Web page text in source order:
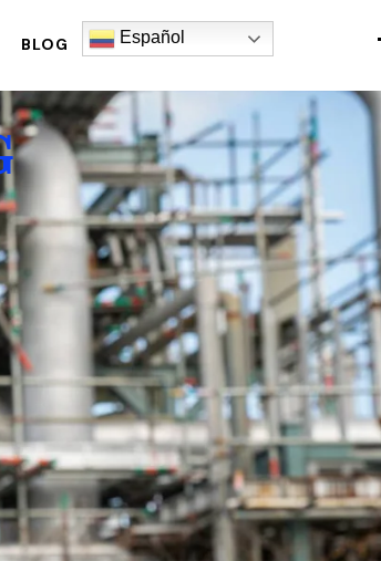
BLOG Español
Español